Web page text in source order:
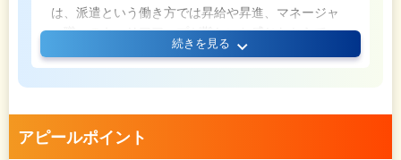
は、派遣という働き方では昇給や昇進、マネージャ
ー職へのキャリアアップが難しいと感じたからで
す。加えて、これまで数字を意識するような仕事を
してこなかったこともあり、「売上を意識して働く
環境に身を置いた方が、自分のスキルアップや視野
業職に挑戦することを決めました。
続きを見る
アピールポイント